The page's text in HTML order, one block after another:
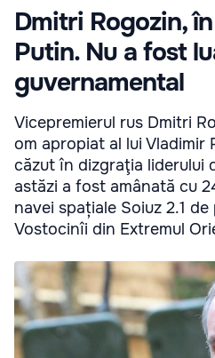
Dmitri Rogozin,
Putin. Nu a fost
guvernamental
Vicepremierul rus Dmitri
om apropiat al lui Vladimir
căzut în dizgraţia liderului
astăzi a fost amânată cu
navei spațiale Soiuz 2.1
Vostocinîi din Extremul